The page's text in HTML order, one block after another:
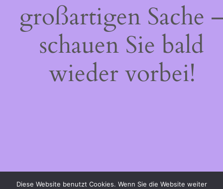
großartigen Sache
schauen Sie bald
wieder vorbei!
Diese Website benutzt Cookies. Wenn Sie die Website weiter